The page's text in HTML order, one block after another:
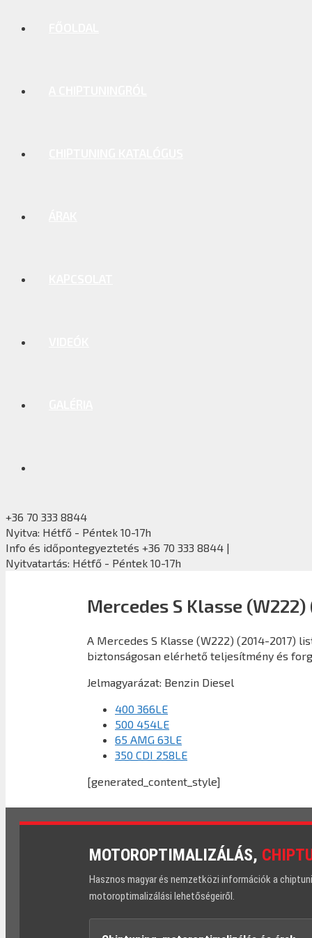
+36 70 333 8844
Nyitva: Hétfő - Péntek 10-17h
Info és időpontegyeztetés +36 70 333 8844 |
Nyitvatartás: Hétfő - Péntek 10-17h
Mercedes S Klasse
A Mercedes S Klasse (W222) (2014-2017)
biztonságosan elérhető teljesítmény és
Jelmagyarázat: Benzin Diesel
400 366LE
500 454LE
65 AMG 63LE
350 CDI 258LE
[generated_content_style]
MOTOROPTIMALIZÁLÁS,
Hasznos magyar és nemzetközi információk a
motoroptimalizálási lehetőségeiről.